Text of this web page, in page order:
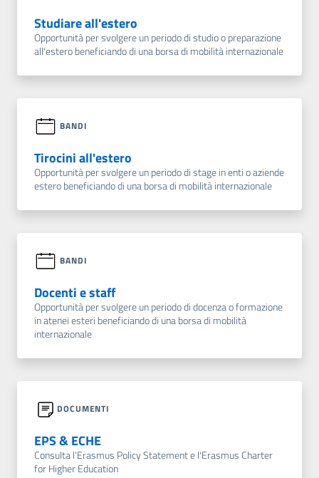
Studiare all'estero
Opportunità per svolgere un periodo di studio o preparazione
all'estero beneficiando di una borsa di mobilità internazionale
BANDI
Tirocini all'estero
Opportunità per svolgere un periodo di stage in enti o aziende
estero beneficiando di una borsa di mobilità internazionale
BANDI
Docenti e staff
Opportunità per svolgere un periodo di docenza o formazione
in atenei esteri beneficiando di una borsa di mobilità
internazionale
DOCUMENTI
EPS & ECHE
Consulta l'Erasmus Policy Statement e l'Erasmus Charter
for Higher Education